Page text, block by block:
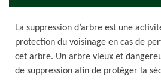
La suppression d’arbre est une
protection du voisinage en cas de
cet arbre. Un arbre vieux et
de suppression afin de protéger la